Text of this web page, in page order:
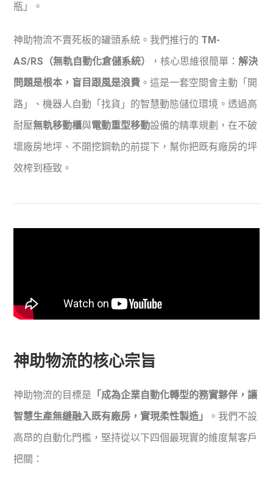
瓶」。
神助物流不賣死板的罐頭系統。我們推行的 TM-
AS/RS（無軌自動化倉儲系統）
，核心思維很簡單：解決
問題是根本，盲目跟風是浪費 。這是一套空間會主動「開
路」、機器人自動「找貨」的智慧動態儲位環境。透過高
耐壓無軌移動櫃與電動重型移動設備的精準規劃，在不破
壞廠房地坪、不開挖鋼軌的前提下，幫你把既有廠房的坪
效榨到極致。
神助物流的核心宗旨
神助物流的目標是 「成為企業自動化轉型的務實夥伴，讓
智慧生產無縫融入既有廠房，實現柔性製造」
。我們不設
高昂的自動化門檻，堅持從以下四個最現實的維度幫客戶
把關：